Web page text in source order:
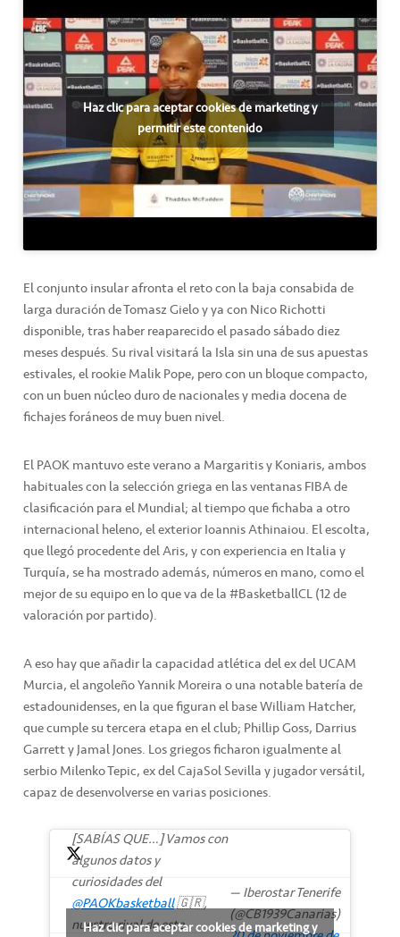
Haz clic para aceptar cookies de marketing y
permitir este contenido
El conjunto insular afronta el reto con la baja consabida de
larga duración de Tomasz Gielo y ya con Nico Richotti
disponible, tras haber reaparecido el pasado sábado diez
meses después. Su rival visitará la Isla sin una de sus apuestas
estivales, el rookie Malik Pope, pero con un bloque compacto,
con un buen núcleo duro de nacionales y media docena de
fichajes foráneos de muy buen nivel.
El PAOK mantuvo este verano a Margaritis y Koniaris, ambos
habituales con la selección griega en las ventanas FIBA de
clasificación para el Mundial; al tiempo que fichaba a otro
internacional heleno, el exterior Ioannis Athinaiou. El escolta,
que llegó procedente del Aris, y con experiencia en Italia y
Turquía, se ha mostrado además, números en mano, como el
mejor de su equipo en lo que va de la #BasketballCL (12 de
valoración por partido).
A eso hay que añadir la capacidad atlética del ex del UCAM
Murcia, el angoleño Yannik Moreira o una notable batería de
estadounidenses, en la que figuran el base William Hatcher,
que cumple su tercera etapa en el club; Phillip Goss, Darrius
Garrett y Jamal Jones. Los griegos ficharon igualmente al
serbio Milenko Tepic, ex del CajaSol Sevilla y jugador versátil,
capaz de desenvolverse en varias posiciones.
[SABÍAS QUE…] Vamos con
algunos datos y
curiosidades del
@PAOKbasketball🇬🇷,
nuestro rival de este
— Iberostar Tenerife
(@CB1939Canarias)
Haz clic para aceptar cookies de marketing y